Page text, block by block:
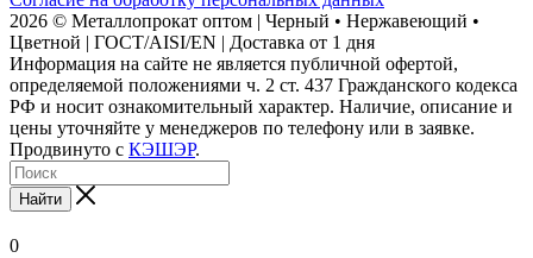
2026 © Металлопрокат оптом | Черный • Нержавеющий •
Цветной | ГОСТ/AISI/EN | Доставка от 1 дня
Информация на сайте не является публичной офертой,
определяемой положениями ч. 2 ст. 437 Гражданского кодекса
РФ и носит ознакомительный характер. Наличие, описание и
цены уточняйте у менеджеров по телефону или в заявке.
Продвинуто с КЭШЭР.
Найти
0